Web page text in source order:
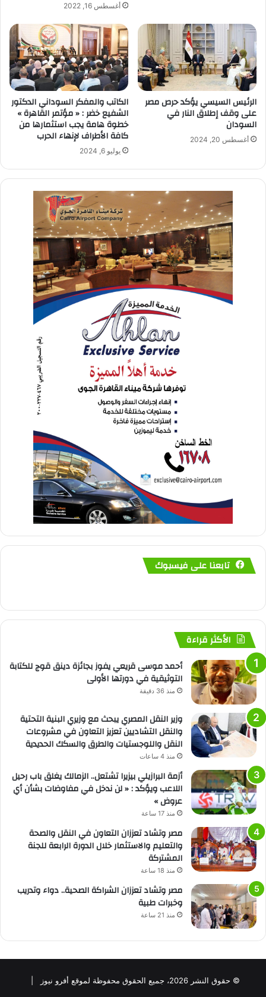
أغسطس 16, 2022
الرئيس السيسي يؤكد حرص مصر
على وقف إطلاق النار في
السودان
أغسطس 20, 2024
الكاتب والمفكر السوداني الدكتور
الشفيع خضر : « مؤتمر القاهرة »
خطوة هامة يجب استثمارها من
كافة الأطراف لإنهاء الحرب
يوليو 6, 2024
تابعنا على فيسبوك
الأكثر قراءة
أحمد موسى قريعي يفوز بجائزة دينق قوج للكتابة
التوثيقية في دورتها الأولى
منذ 36 دقيقة
وزير النقل المصري يبحث مع وزيري البنية التحتية
والنقل التشاديين تعزيز التعاون في مشروعات
النقل واللوجستيات والطرق والسكك الحديدية
منذ 4 ساعات
أزمة البرازيلي بيزيرا تشتعل.. الزمالك يغلق باب رحيل
اللاعب ويؤكد : « لن ندخل في مفاوضات بشأن أي
عروض »
منذ 17 ساعة
مصر وتشاد تعززان التعاون في النقل والصحة
والتعليم والاستثمار خلال الدورة الرابعة للجنة
المشتركة
منذ 18 ساعة
مصر وتشاد تعززان الشراكة الصحية.. دواء وتدريب
وخبرات طبية
منذ 21 ساعة
© حقوق النشر 2026، جميع الحقوق محفوظة لموقع أفرو نيوز |